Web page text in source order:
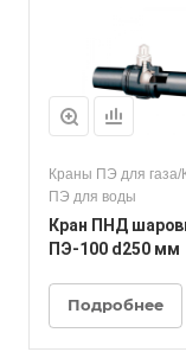
Краны ПЭ для газа/
ПЭ для воды
Кран ПНД
ПЭ-100 d250 мм
Подробнее